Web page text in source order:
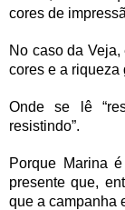
cores de
No caso da
cores e a riqueza
Onde se lê
resistindo”.
Porque Marina
presente que,
que a campanha